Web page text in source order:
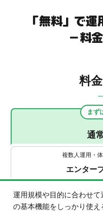
「無料」で
－料
料
まず
通
複数人運用・
エンター
運用規模や目的に合わせ
の基本機能をしっかり使